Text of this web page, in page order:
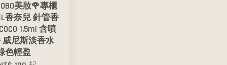
美妝🌹專櫃
香奈兒 針管香
1.5ml 含噴
威尼斯淡香水
色輕盈